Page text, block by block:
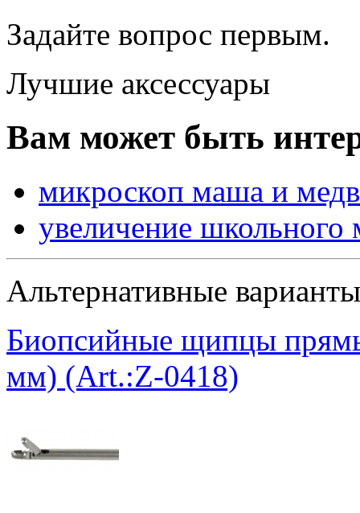
Задайте вопрос первым.
Лучшие аксессуары
Вам может быть
микроскоп маша и
увеличение школьного
Альтернативные варианты
Биопсийные щипцы
мм) (Art.:Z-0418)